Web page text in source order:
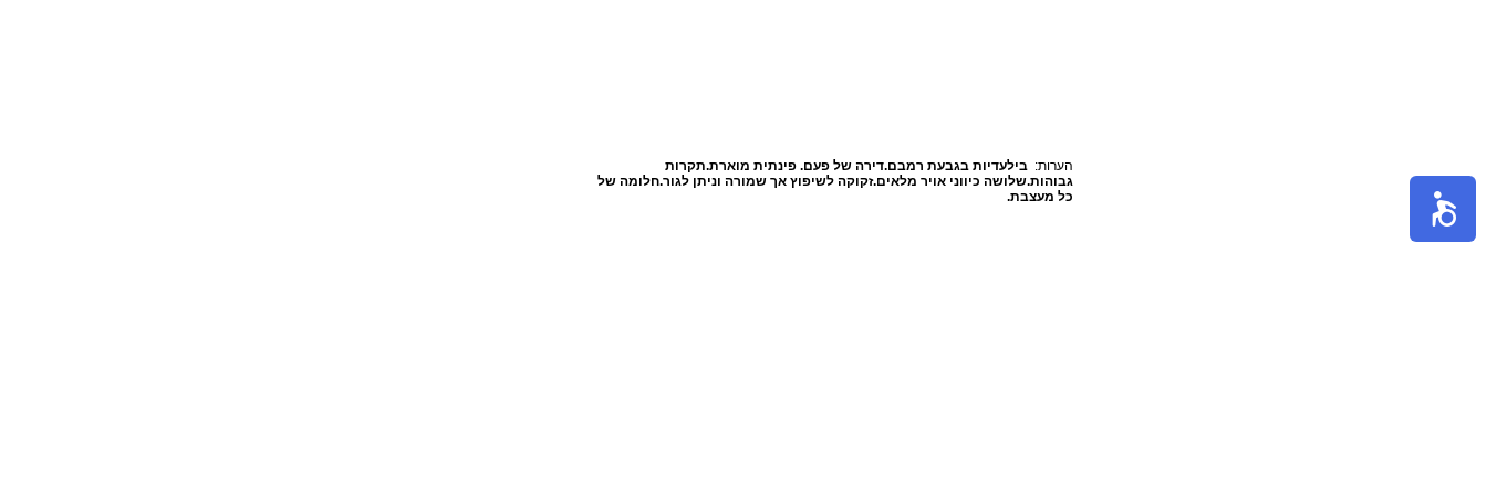
הערות:בילעדיות בגבעת רמבם.דירה של פעם. פינתית מוארת.תקרות
גבוהות.שלושה כיווני אויר מלאים.זקוקה לשיפוץ אך שמורה וניתן לגור.חלומה של
כל מעצבת.